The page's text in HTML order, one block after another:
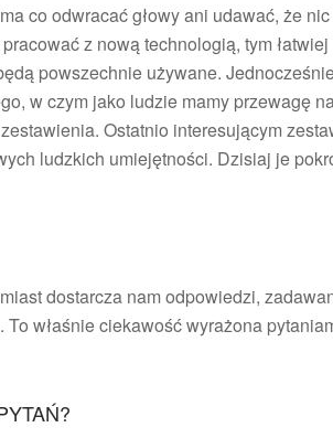
co odwracać głowy ani udawać, że
z nową technologią, tym
powszechnie używane.
w czym jako ludzie mamy przewagę
Ostatnio interesującym
ludzkich umiejętności. Dzisiaj je
dostarcza nam odpowiedzi,
właśnie ciekawość wyrażona